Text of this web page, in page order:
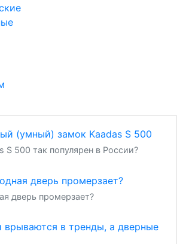
S 500 так популярен в России?
дверь промерзает?